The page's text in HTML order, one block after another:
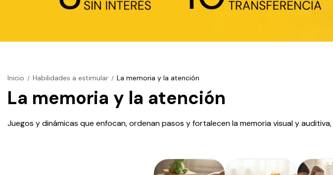
Inicio / Habilidades a estimular / La memoria y la atención
La memoria y la atención
Juegos y dinámicas que enfocan, ordenan pasos y fortalecen la memoria visual y auditiva,